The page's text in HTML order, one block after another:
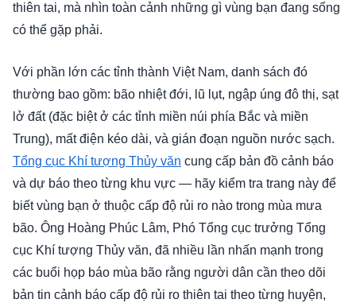
thiên tai, mà nhìn toàn cảnh những gì vùng bạn đang sống
có thể gặp phải.
Với phần lớn các tỉnh thành Việt Nam, danh sách đó
thường bao gồm: bão nhiệt đới, lũ lụt, ngập úng đô thị, sạt
lở đất (đặc biệt ở các tỉnh miền núi phía Bắc và miền
Trung), mất điện kéo dài, và gián đoạn nguồn nước sạch.
Tổng cục Khí tượng Thủy văn cung cấp bản đồ cảnh báo
và dự báo theo từng khu vực — hãy kiểm tra trang này để
biết vùng bạn ở thuộc cấp độ rủi ro nào trong mùa mưa
bão. Ông Hoàng Phúc Lâm, Phó Tổng cục trưởng Tổng
cục Khí tượng Thủy văn, đã nhiều lần nhấn mạnh trong
các buổi họp báo mùa bão rằng người dân cần theo dõi
bản tin cảnh báo cấp độ rủi ro thiên tai theo từng huyện,